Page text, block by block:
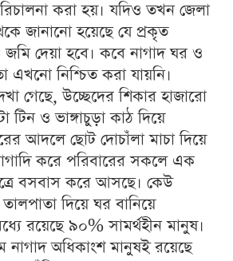
করা হয়। যদিও তখন জেলা
জানানো হয়েছে যে প্রকৃত
দেয়া হবে। কবে নাগাদ ঘর ও
এখনো নিশ্চিত করা যায়নি।
গেছে, উচ্ছেদের শিকার হাজারো
টিন ও ভাঙ্গাচুড়া কাঠ দিয়ে
আদলে ছোট দোচাঁলা মাচা দিয়ে
করে পরিবারের সকলে এক
বসবাস করে আসছে। কেউ
দিয়ে ঘর বানিয়ে
রয়েছে ৯০% সামর্থহীন মানুষ।
নাগাদ অধিকাংশ মানুষই রয়েছে